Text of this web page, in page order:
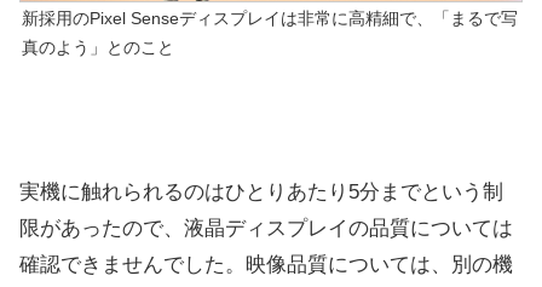
新採用のPixel Senseディスプレイは非常に高精細で、「まるで写
真のよう」とのこと
実機に触れられるのはひとりあたり5分までという制
限があったので、液晶ディスプレイの品質については
確認できませんでした。映像品質については、別の機